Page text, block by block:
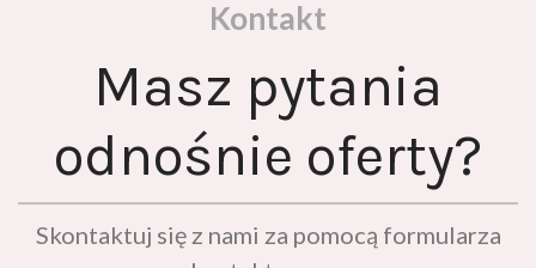
Masz pytania
odnośnie oferty?
Skontaktuj się z nami za pomocą formularza
kontaktowego